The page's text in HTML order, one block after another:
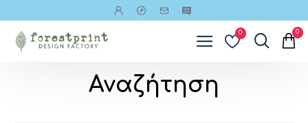
0 0
Αναζήτηση